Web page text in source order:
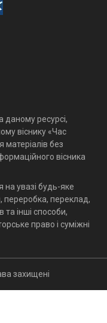
даному ресурсі,
віснику «Час
матеріалів без
вісника
на увазі будь-яке
переробка, переклад,
інші способи,
право і суміжні
захищені